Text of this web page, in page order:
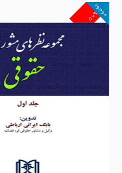
۵۰%
موجود